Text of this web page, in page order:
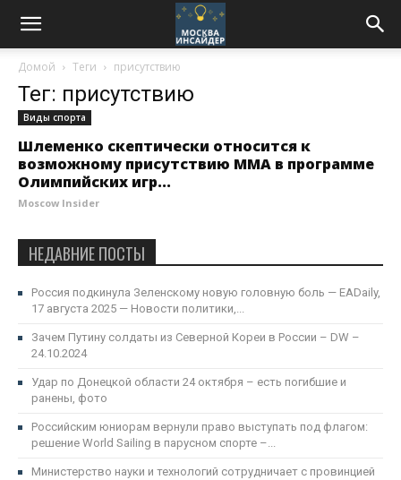
Домой Теги присутствию
Тег: присутствию
Виды спорта
Шлеменко скептически относится к
возможному присутствию ММА в программе
Олимпийских игр...
Moscow Insider
НЕДАВНИЕ ПОСТЫ
Россия подкинула Зеленскому новую головную боль — EADaily,
17 августа 2025 — Новости политики,...
Зачем Путину солдаты из Северной Кореи в России – DW –
24.10.2024
Удар по Донецкой области 24 октября – есть погибшие и
ранены, фото
Российским юниорам вернули право выступать под флагом:
решение World Sailing в парусном спорте –...
Министерство науки и технологий сотрудничает с провинцией